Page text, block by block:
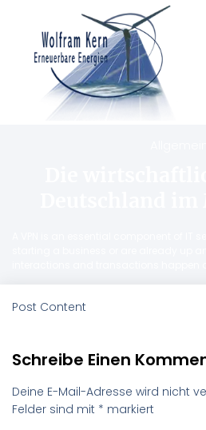
Post Content
Schreibe Einen
Deine E-Mail-Adresse wird nicht
Felder sind mit * markiert